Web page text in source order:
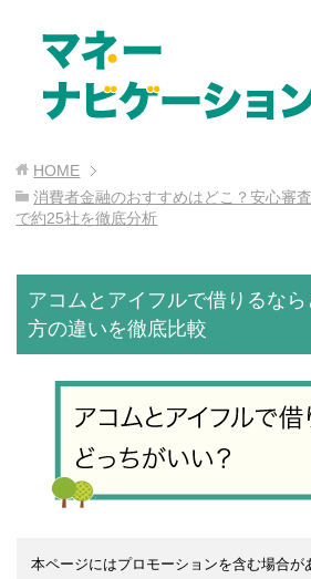
HOME
消費者金融のおすすめはどこ？安心審
で約25社を徹底分析
アコムとアイフルで借りるな
方の違いを徹底比較
本ページにはプロモーションを含む場合が